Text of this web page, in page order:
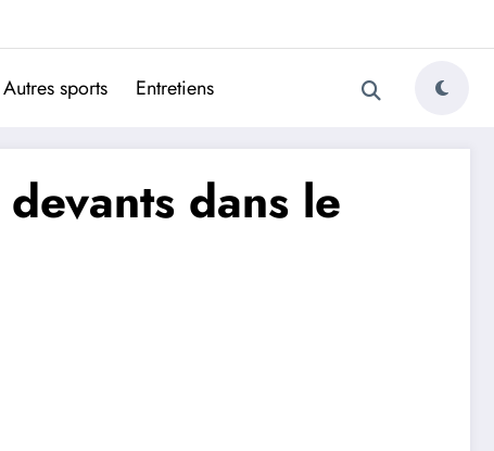
Autres sports Entretiens
dans le